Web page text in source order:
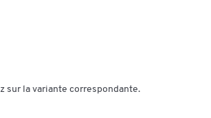
sur la variante correspondante.